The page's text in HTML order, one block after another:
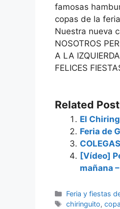
famosas
copas de la
Nuestra nueva
NOSOTROS
A LA
FELICES
Related
El
Feria de
[Vídeo]
mañana
Categorías
Feria y fiestas
Etiquetas
chiringuito,